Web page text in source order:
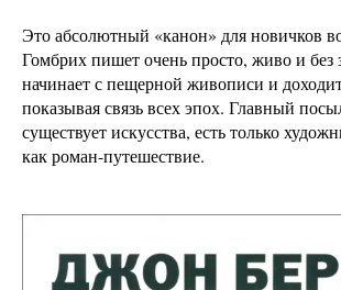
Это абсолютный «канон» для новичков
Гомбрих пишет очень просто, живо и без
начинает с пещерной живописи и
показывая связь всех эпох. Главный
существует искусства, есть только
как роман-путешествие.